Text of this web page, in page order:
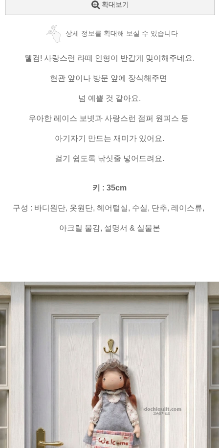
확대보기
상세 정보를 확대해 보실 수 있습니다
웰컴! 사랑스런 라떼 인형이 반갑게 맞이해주네요.
현관 앞이나 방문 앞에 장식해주면
넘 예쁠 것 같아요.
우아한 레이스 보넷과 사랑스런 점퍼 원피스 등
아기자기 만드는 재미가 있어요.
걸기 쉽도록 낚싯줄 넣어드려요.
키 : 35cm
구성 : 바디원단, 옷원단, 헤어털실, 수실, 단추, 레이스류,
아크릴 물감, 설명서 & 실물본